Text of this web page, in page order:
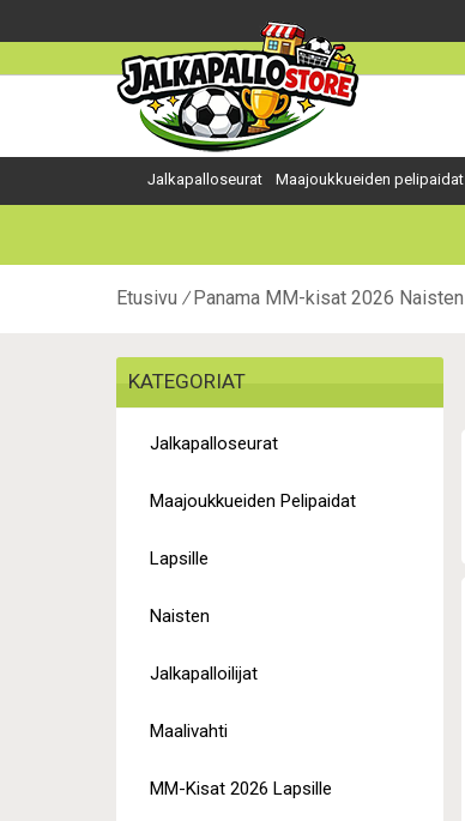
Jalkapalloseurat Maajoukkueiden pelipaidat
Etusivu Panama MM-kisat 2026 Naisten
KATEGORIAT
Jalkapalloseurat
Maajoukkueiden Pelipaidat
Lapsille
Naisten
Jalkapalloilijat
Maalivahti
MM-Kisat 2026 Lapsille